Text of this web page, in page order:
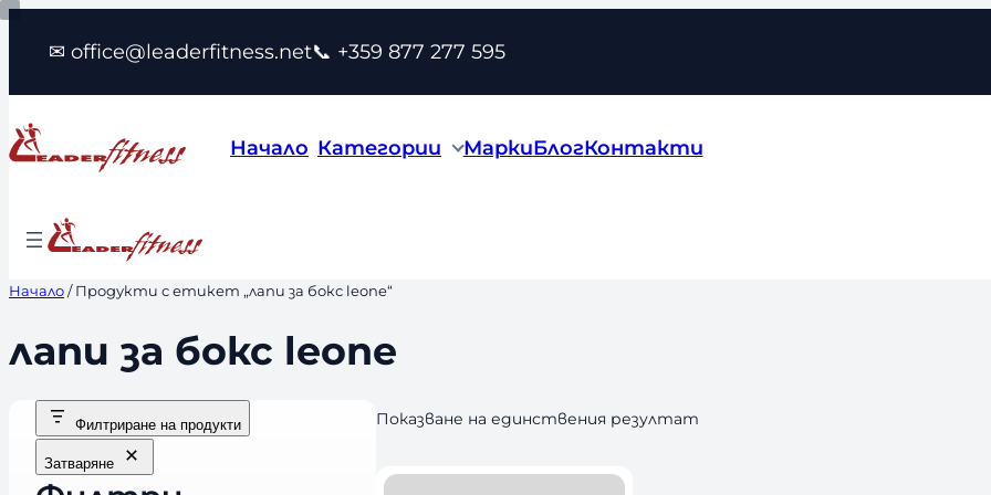
Към
съдържанието
✉ office@leaderfitness.net📞 +359 877 277 595
Начало Категории МаркиБлогКонтакти
Начало/ Продукти с етикет „лапи за бокс leone“
лапи за бокс leone
Филтриране на продукти
Затваряне
Показване на единствения резултат